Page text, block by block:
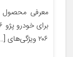
معرفی
۲۰۶ ویژگی‌های […]